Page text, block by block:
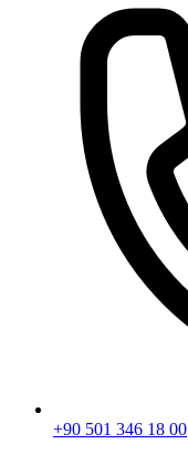
+90 501 346 18 00